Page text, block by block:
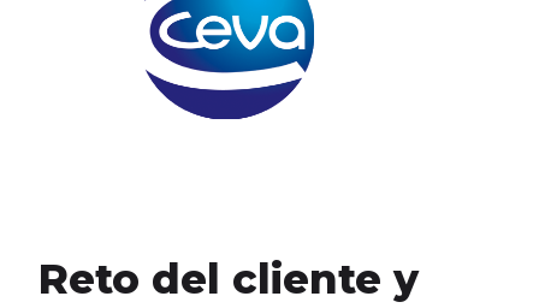
Reto del cliente y